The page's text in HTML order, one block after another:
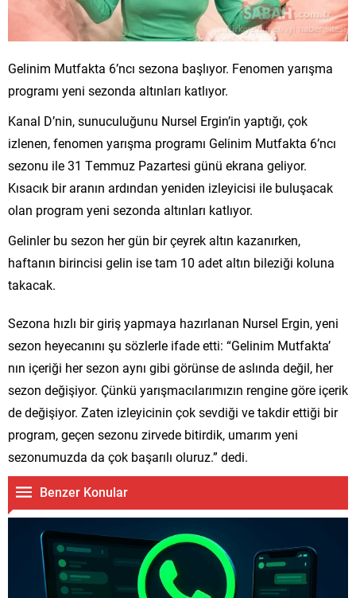
Gelinim Mutfakta 6’ncı sezona başlıyor. Fenomen yarışma
programı yeni sezonda altınları katlıyor.
Kanal D’nin, sunuculuğunu Nursel Ergin’in yaptığı, çok
izlenen, fenomen yarışma programı Gelinim Mutfakta 6’ncı
sezonu ile 31 Temmuz Pazartesi günü ekrana geliyor.
Kısacık bir aranın ardından yeniden izleyicisi ile buluşacak
olan program yeni sezonda altınları katlıyor.
Gelinler bu sezon her gün bir çeyrek altın kazanırken,
haftanın birincisi gelin ise tam 10 adet altın bileziği koluna
takacak.
Sezona hızlı bir giriş yapmaya hazırlanan Nursel Ergin, yeni
sezon heyecanını şu sözlerle ifade etti: “Gelinim Mutfakta’
nın içeriği her sezon aynı gibi görünse de aslında değil, her
sezon değişiyor. Çünkü yarışmacılarımızın rengine göre içerik
de değişiyor. Zaten izleyicinin çok sevdiği ve takdir ettiği bir
program, geçen sezonu zirvede bitirdik, umarım yeni
sezonumuzda da çok başarılı oluruz.” dedi.
Benzer Konular